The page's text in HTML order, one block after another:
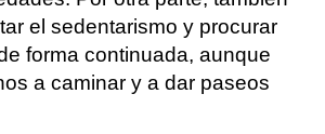
el sedentarismo y procurar
forma continuada, aunque
a caminar y a dar paseos